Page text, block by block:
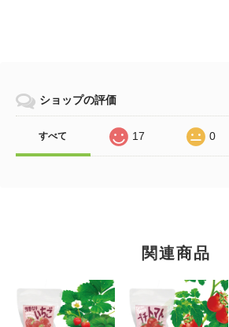
ショップの評価
すべて 17 0
関連商品